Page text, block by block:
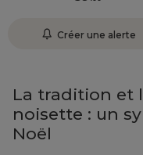
Créer une alerte
La tradition et
noisette : un
Noël